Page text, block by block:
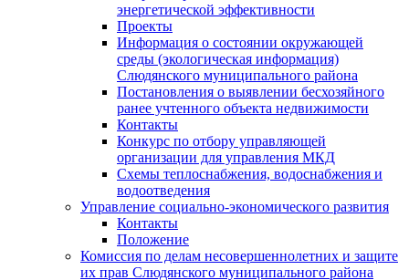
энергетической эффективности
Проекты
Информация о состоянии окружающей
среды (экологическая информация)
Слюдянского муниципального района
Постановления о выявлении бесхозяйного
ранее учтенного объекта недвижимости
Контакты
Конкурс по отбору управляющей
организации для управления МКД
Схемы теплоснабжения, водоснабжения и
водоотведения
Управление социально-экономического развития
Контакты
Положение
Комиссия по делам несовершеннолетних и защите
их прав Слюдянского муниципального района